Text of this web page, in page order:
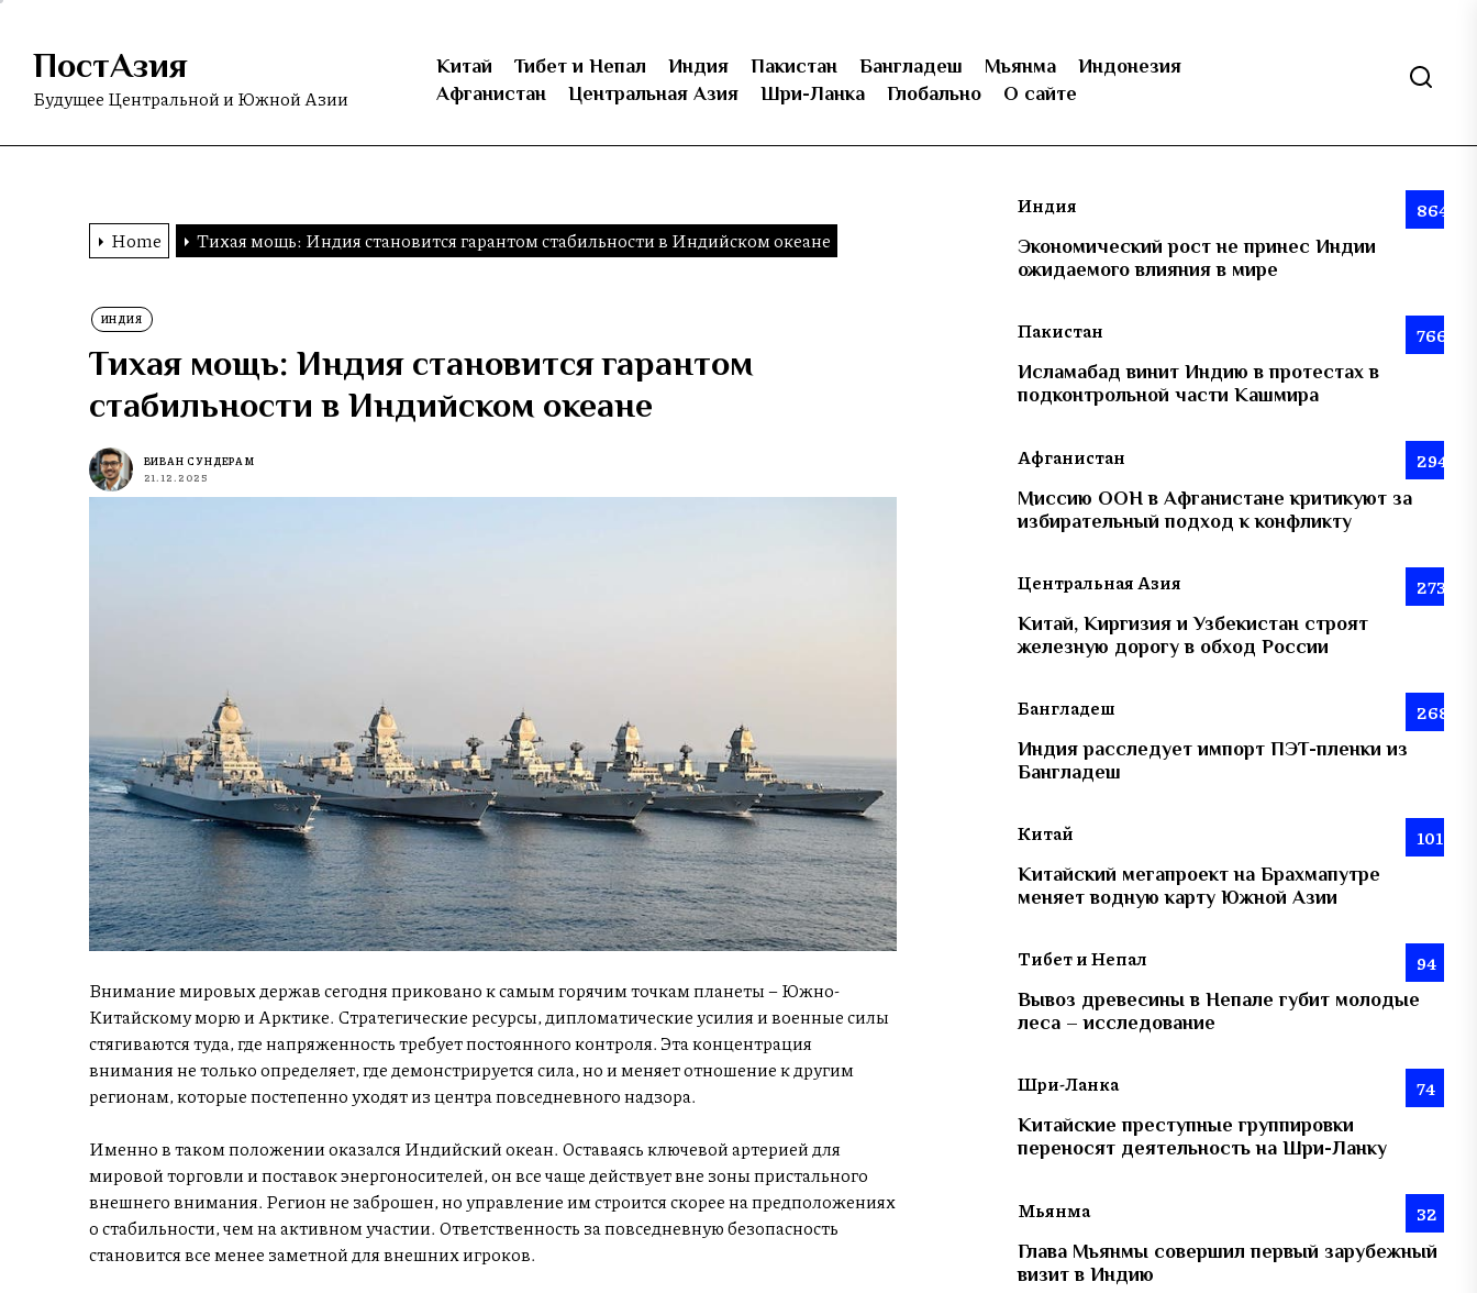
Skip
content
ПостАзия
Будущее Центральной и Южной Азии
Китай Тибет и Непал Индия Пакистан Бангладеш Мьянма
Индонезия
Афганистан
Центральная Азия Шри-Ланка Глобально О сайте
Home Тихая мощь: Индия становится гарантом стабильности в Индийском океане
ИНДИЯ
Тихая мощь: Индия становится гарантом
стабильности в Индийском океане
ВИВАН СУНДЕРАМ
21.12.2025
Внимание мировых держав сегодня приковано к самым горячим точкам планеты – Южно-
Китайскому морю и Арктике. Стратегические ресурсы, дипломатические усилия и военные силы
стягиваются туда, где напряженность требует постоянного контроля. Эта концентрация
внимания не только определяет, где демонстрируется сила, но и меняет отношение к другим
регионам, которые постепенно уходят из центра повседневного надзора.
Именно в таком положении оказался Индийский океан. Оставаясь ключевой артерией для
мировой торговли и поставок энергоносителей, он все чаще действует вне зоны пристального
внешнего внимания. Регион не заброшен, но управление им строится скорее на предположениях
о стабильности, чем на активном участии. Ответственность за повседневную безопасность
становится все менее заметной для внешних игроков.
Индия 864
Экономический рост не принес Индии
ожидаемого влияния в мире
Пакистан 766
Исламабад винит Индию в протестах в
подконтрольной части Кашмира
Афганистан 294
Миссию ООН в Афганистане критикуют за
избирательный подход к конфликту
Центральная Азия 273
Китай, Киргизия и Узбекистан строят
железную дорогу в обход России
Бангладеш 268
Индия расследует импорт ПЭТ-пленки из
Бангладеш
Китай 101
Китайский мегапроект на Брахмапутре
меняет водную карту Южной Азии
Тибет и Непал 94
Вывоз древесины в Непале губит молодые
леса – исследование
Шри-Ланка 74
Китайские преступные группировки
переносят деятельность на Шри-Ланку
Мьянма 32
Глава Мьянмы совершил первый зарубежный
визит в Индию